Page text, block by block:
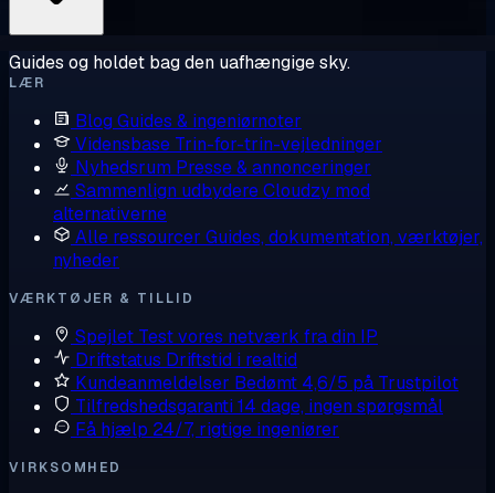
Guides og holdet bag den uafhængige sky.
LÆR
Blog Guides & ingeniørnoter
Vidensbase Trin-for-trin-vejledninger
Nyhedsrum Presse & annonceringer
Sammenlign udbydereCloudzy mod
alternativerne
Alle ressourcer Guides, dokumentation, værktøjer,
nyheder
VÆRKTØJER & TILLID
Spejlet Test vores netværk fra din IP
Driftstatus Driftstid i realtid
Kundeanmeldelser Bedømt 4,6/5 på Trustpilot
Tilfredshedsgaranti 14 dage, ingen spørgsmål
Få hjælp 24/7, rigtige ingeniører
VIRKSOMHED